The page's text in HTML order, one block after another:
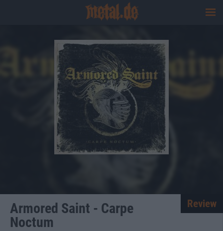
Armored Saint - Carpe
Noctum
Review